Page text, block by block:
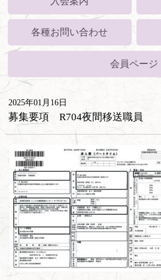
各種お問い合わせ
会員ページ
2025年01月16日
募集要項 R704夜間移送職員